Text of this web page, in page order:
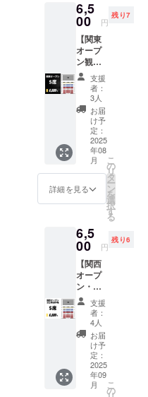
で係員
の指示
及び注
意事項
に従わ
ない場
合や他
のお客
様への
迷惑行
為を確
認した
場合
は、入
場をお
ること
があり
内で係
員の指
示や注
意事項
に従わ
ず生じ
た事故
などに
ついて
は一切
責任を
負いま
せん。 ​
・指定
・チ
ケット
購入時
には必
ず日時
と座席
をご確
認の上
お求め
くださ
い。購
入後の
変更・
払い戻
し等は
きませ
ん。 ・
の指示
及び注
意事項
に従わ
ない場
合や他
のお客
様への
迷惑行
為を確
認した
場合
は、入
場をお
断りす
注意事
項 ・指
定エリ
ア内で
は自由
席と
なって
おりま
す。座
席数に
は限り
がござ
います
ので、
荷物を
置いて
の座席
さい。
・チ
ケット
購入時
には必
ず日時
と座席
をご確
認の上
お求め
くださ
い。購
入後の
変更・
払い戻
ス ​ 販売
期間
2025年
4月1日
（火）
〜9月14
日
（土） ​
※数に限
りがご
ざいま
す。無
くなり
次第、
販売終
了とさ
せてい
項 ・指
定エリ
ア内で
は自由
席と
なって
おりま
す。座
席数に
は限り
がござ
います
ので、
荷物を
置いて
6,5
00 円
残り7
【関東
オープ
ン観戦
チケッ
トS席】
イベン
ト日時
2025年
8月10日
（日）
​ 会場
横須賀
芸術劇
場（ヨ
コスカ
ベイサ
ケッ
ト） ​ 販
売期間
2025年
4月1日
（火）
〜8月9
（土） ​
※数に限
りがご
ざいま
す。無
くなり
次第、
支援
者：
3人
お届
け予
定：
2025
年08
月
詳細を見る
こ
の
リ
タ
ー
ン
を
選
択
す
る
6,5
00 円
残り6
【関西
オープ
ン・全
日本選
手権観
戦チ
ケットS
席】 イ
ベント
日時
2025年
9月14日
支援
者：
4人
お届
け予
定：
2025
年09
月
こ
の